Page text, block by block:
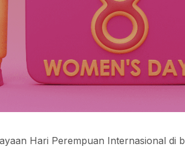
Hari Perempuan Internasional di